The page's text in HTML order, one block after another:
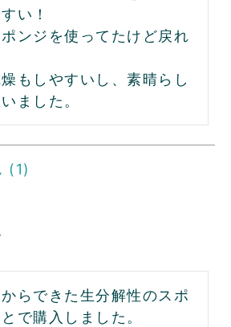
い！
ンジを使ってたけど戻れ
もしやすいし、素晴らし
ました。
1
らできた生分解性のスポ
で購入しました。